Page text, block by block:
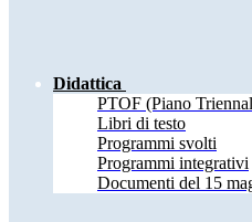
Didattica
PTOF (Piano
Libri di testo
Programmi svolti
Programmi integrativi
Documenti del 15